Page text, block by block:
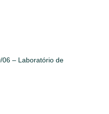
06 – Laboratório de